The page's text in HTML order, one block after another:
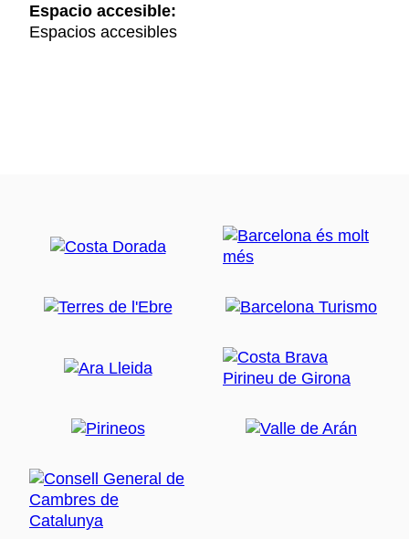
Espacio accesible:
Espacios accesibles